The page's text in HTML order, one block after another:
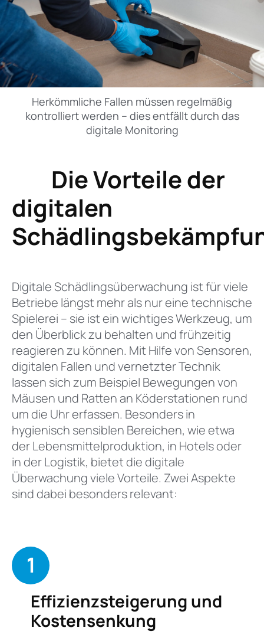
Herkömmliche Fallen müssen regelmäßig
kontrolliert werden – dies entfällt durch das
digitale Monitoring
Die Vorteile der
digitalen
Digitale Schädlingsüberwachung ist für viele
Betriebe längst mehr als nur eine technische
Spielerei – sie ist ein wichtiges Werkzeug, um
den Überblick zu behalten und frühzeitig
reagieren zu können. Mit Hilfe von Sensoren,
digitalen Fallen und vernetzter Technik
lassen sich zum Beispiel Bewegungen von
Mäusen und Ratten an Köderstationen rund
um die Uhr erfassen. Besonders in
hygienisch sensiblen Bereichen, wie etwa
der Lebensmittelproduktion, in Hotels oder
in der Logistik, bietet die digitale
Überwachung viele Vorteile. Zwei Aspekte
sind dabei besonders relevant:
1
Effizienzsteigerung und
Kostensenkung